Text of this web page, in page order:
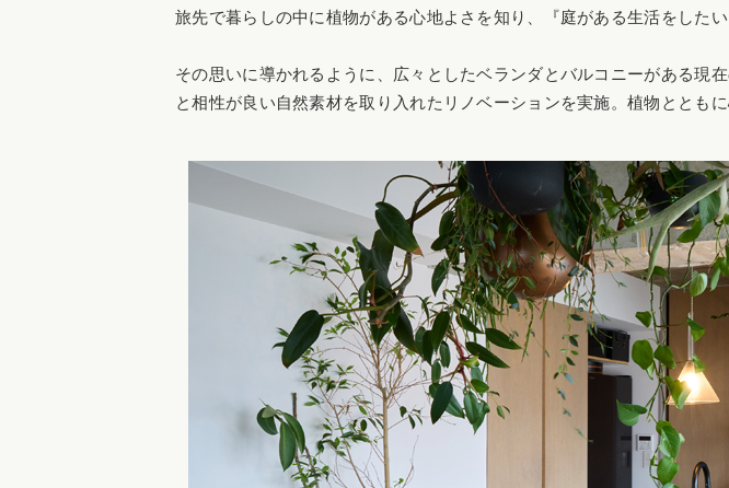
旅先で暮らしの中に植物がある心地よさを知り、『庭がある生活をした
その思いに導かれるように、広々としたベランダとバルコニーがある現
と相性が良い自然素材を取り入れたリノベーションを実施。植物ととも